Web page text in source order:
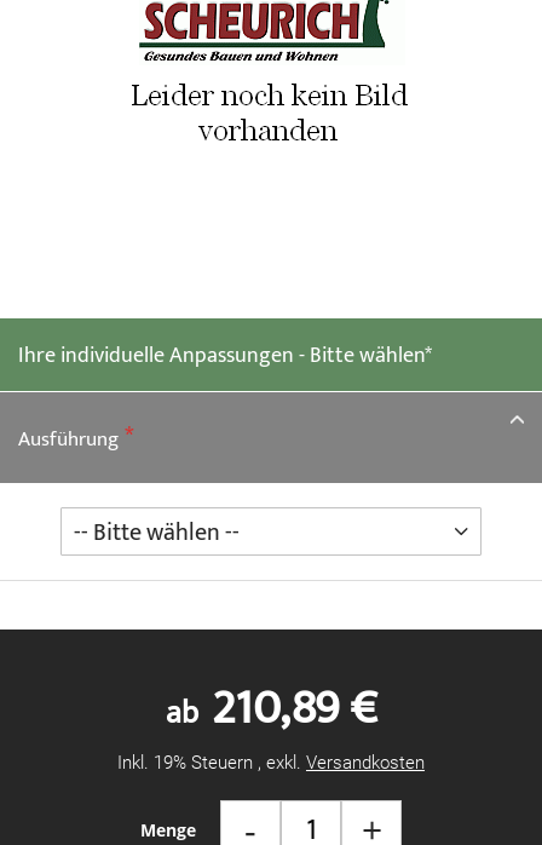
Menge - +
ab 210,89 €
Inkl. 19% Steuern , exkl. Versandkosten
Ihre individuelle Anpassungen - Bitte wählen*
Ausführung
Bildgalerie